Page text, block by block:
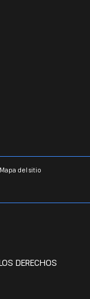
Mapa del sitio
DERECHOS